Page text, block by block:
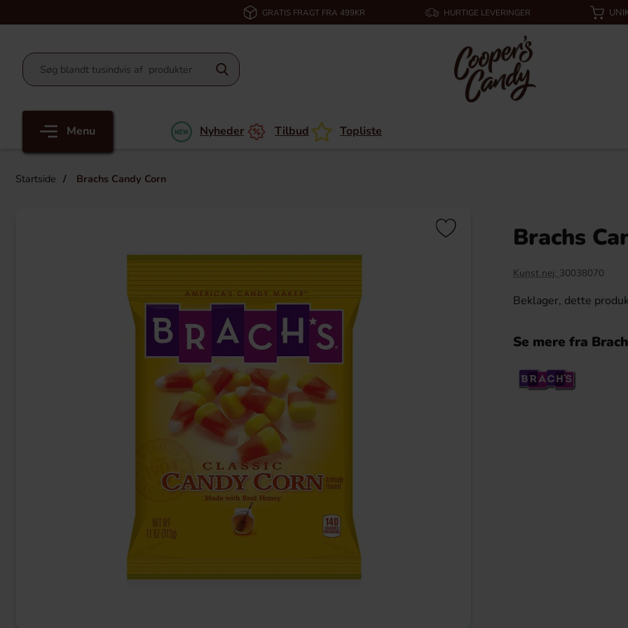
GRATIS FRAGT FRA 499KR HURTIGE LEVERINGER
Menu Nyheder Tilbud Topliste
Startside Brachs Candy Corn
Brachs
Kunst nej: 30038070
Beklager, dette
Se mere fra